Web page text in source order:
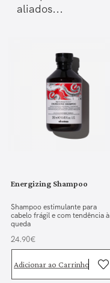
aliados...
Energizing Shampoo
Shampoo estimulante para
cabelo frágil e com tendência à
queda
24.90€
Adicionar ao Carrinho